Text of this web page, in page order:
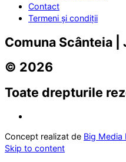
Contact
Termeni și condiții
Comuna Scânteia
© 2026
Toate drepturile
Concept realizat de Big Media
Skip to content